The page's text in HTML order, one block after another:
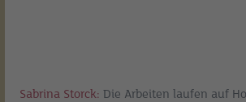
Sabrina Storck: Die Arbeiten laufen auf